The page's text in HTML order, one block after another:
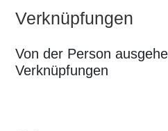
Verknüpfungen
Von der Person
Verknüpfungen